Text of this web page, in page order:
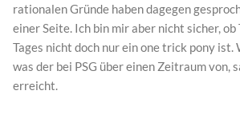
rationalen Gründe haben dagegen
einer Seite. Ich bin mir aber nicht sicher, ob
Tages nicht doch nur ein one trick pony ist.
was der bei PSG über einen Zeitraum von,
erreicht.